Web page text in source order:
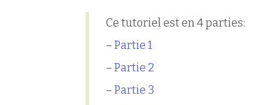
Ce tutoriel est en 4 parties:
– Partie 1
– Partie 2
– Partie 3